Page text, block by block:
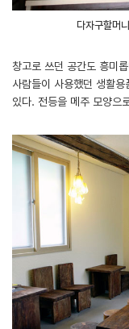
다자구할머
창고로 쓰던 공간도 흥미
사람들이 사용했던 생활
있다. 전등을 메주 모양으